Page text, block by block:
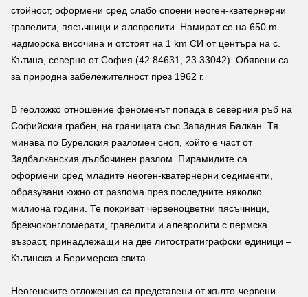
стойност, оформени сред слабо споени неоген-кватернерни
гравелити, пясъчници и алевролити. Намират се на 650 m
надморска височина и отстоят на 1 km СИ от центъра на с.
Кътина, северно от София (42.84631, 23.33042). Обявени са
за природна забележителност през 1962 г.
В геоложко отношение феноменът попада в северния ръб на
Софийския грабен, на границата със Западния Балкан. Тя
минава по Бурелския разломен сноп, който е част от
Задбалканския дълбочинен разлом. Пирамидите са
оформени сред младите неоген-кватернерни седименти,
образувани южно от разлома през последните няколко
милиона години. Те покриват червеноцветни пясъчници,
брекчоконгломерати, гравелити и алевролити с пермска
възраст, принадлежащи на две литостратиграфски единици –
Кътинска и Беримерска свита.
Неогенските отложения са представени от жълто-червени